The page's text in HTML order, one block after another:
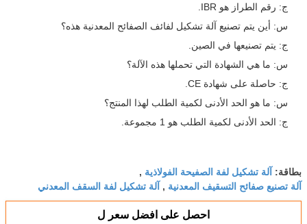
ج: رقم الطراز هو IBR.
س: أين يتم تصنيع آلة تشكيل لفائف الصفائح المعدنية هذه؟
ج: يتم تصنيعها في الصين.
س: ما هي الشهادة التي تحملها هذه الآلة؟
ج: حاصلة على شهادة CE.
س: ما هو الحد الأدنى لكمية الطلب لهذا المنتج؟
ج: الحد الأدنى لكمية الطلب هو 1 مجموعة.
بطاقة: آلة تشكيل لفة الصفيحة الفولاذية ,
آلة تصنيع صفائح التسقيف المعدنية , آلة تشكيل لفة السقف المعدني
احصل على افضل سعر ل